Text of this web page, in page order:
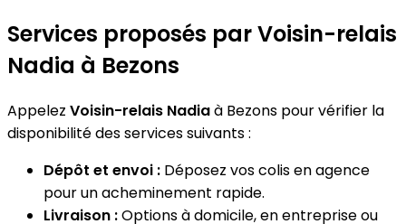
Services proposés par Voisin-relais
Nadia à Bezons
Appelez Voisin-relais Nadiaà Bezons pour vérifier la
disponibilité des services suivants :
Dépôt et envoi : Déposez vos colis en agence
pour un acheminement rapide.
Livraison :Options à domicile, en entreprise ou